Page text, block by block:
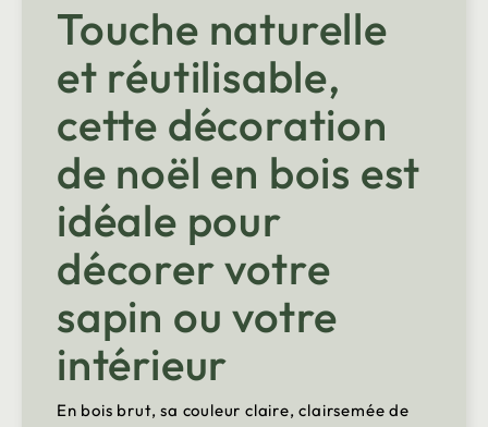
Touche naturelle
et réutilisable,
cette décoration
de noël en bois est
idéale pour
décorer votre
sapin ou votre
intérieur
En bois brut, sa couleur claire, clairsemée de